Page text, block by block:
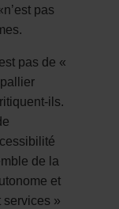
pas
pas de «
ils.
de la
et
services »